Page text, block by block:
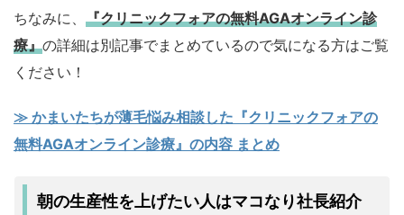
ちなみに、 『クリニックフォアの無料AGAオンライン診
療』の詳細は別記事でまとめているので気になる方はご覧
ください！
≫ かまいたちが薄毛悩み相談した『クリニックフォアの
無料AGAオンライン診療』の内容 まとめ
朝の生産性を上げたい人はマコなり社長紹介